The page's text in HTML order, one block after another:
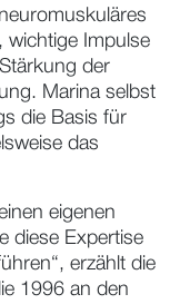
wichtige Impulse
der
Marina selbst
die Basis für
das
eigenen
diese Expertise
erzählt die
1996 an den